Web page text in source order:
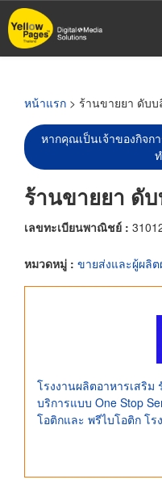
ข้าม
ไป
หน้าแรก > ร้านขายยา ดับ
หากคุณเป็นเจ้าของกิจก
ร้านขายยา ดั
เลขทะเบียนพาณิชย์ :
หมวดหมู่ : ขายส่งและผู้ผลิ
โรงงานผลิตอาหารเสริม
บริการแบบ One Stop
โอติกและ พรีไบโอติก โ